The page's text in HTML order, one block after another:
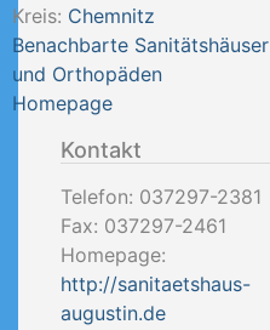
Kreis: Chemnitz
Benachbarte Sanitätshäuser
und Orthopäden
Homepage
Kontakt
Telefon: 037297-2381
Fax: 037297-2461
Homepage:
http://sanitaetshaus-
augustin.de